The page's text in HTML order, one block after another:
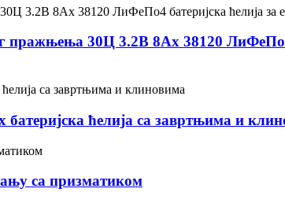
30Ц 3.2В 8Ах 38120 ЛиФеПо4
ћелија са завртњима и
са призматиком